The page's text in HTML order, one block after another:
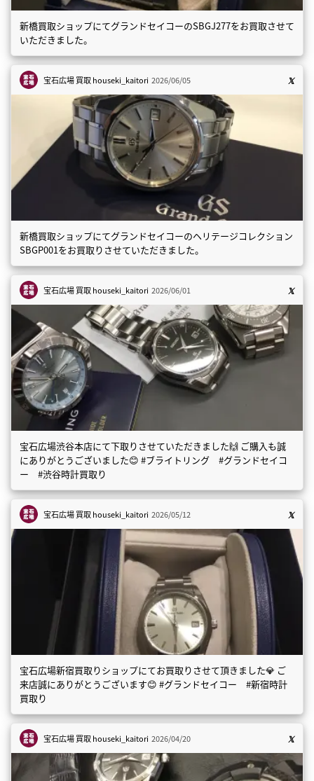
新橋買取ショップにてグランドセイコーのSBGJ277をお買取させて
いただきました。
宝石広場 買取houseki_kaitori 2026/06/05
新橋買取ショップにてグランドセイコーのヘリテージコレクション
SBGP001をお買取りさせていただきました。
宝石広場 買取houseki_kaitori 2026/06/01
宝石広場渋谷本店にて下取りさせていただきました🙌 ご購入も誠
にありがとうございました😊 #ブライトリング #グランドセイコ
ー #渋谷時計買取り
宝石広場 買取houseki_kaitori 2026/05/12
宝石広場新宿買取りショップにてお買取りさせて頂きました💎 ご
来店誠にありがとうございます😊 #グランドセイコー #新宿時計
買取り
宝石広場 買取houseki_kaitori 2026/04/20